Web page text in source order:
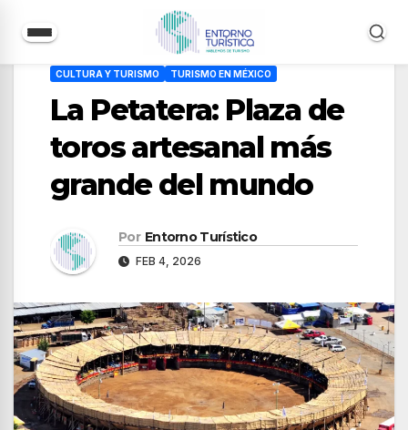
CULTURA Y TURISMO TURISMO EN MÉXICO
La Petatera: Plaza de
toros artesanal más
grande del mundo
Por Entorno Turístico
FEB 4, 2026